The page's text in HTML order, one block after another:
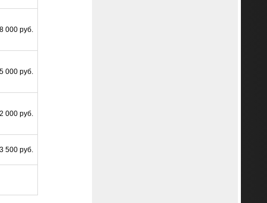
8 000 руб.
5 000 руб.
2 000 руб.
3 500 руб.